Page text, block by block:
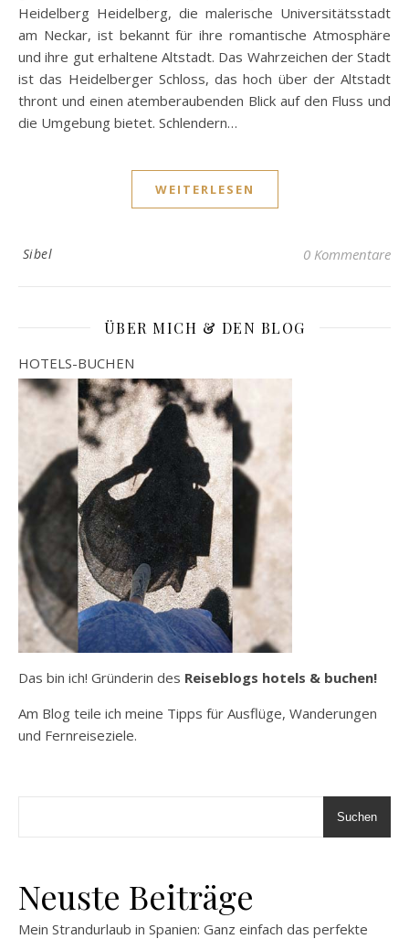
Heidelberg Heidelberg, die malerische Universitätsstadt
am Neckar, ist bekannt für ihre romantische Atmosphäre
und ihre gut erhaltene Altstadt. Das Wahrzeichen der Stadt
ist das Heidelberger Schloss, das hoch über der Altstadt
thront und einen atemberaubenden Blick auf den Fluss und
die Umgebung bietet. Schlendern…
WEITERLESEN
Sibel 0 Kommentare
ÜBER MICH & DEN BLOG
HOTELS-BUCHEN
Das bin ich! Gründerin des Reiseblogs hotels & buchen!
Am Blog teile ich meine Tipps für Ausflüge, Wanderungen
und Fernreiseziele.
Suchen
Neuste Beiträge
Mein Strandurlaub in Spanien: Ganz einfach das perfekte